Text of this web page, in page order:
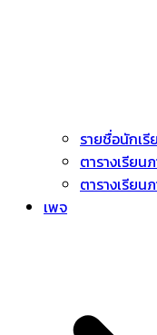
รายชื่อนักเรี
ตารางเรียน
ตารางเรียน
เพจ